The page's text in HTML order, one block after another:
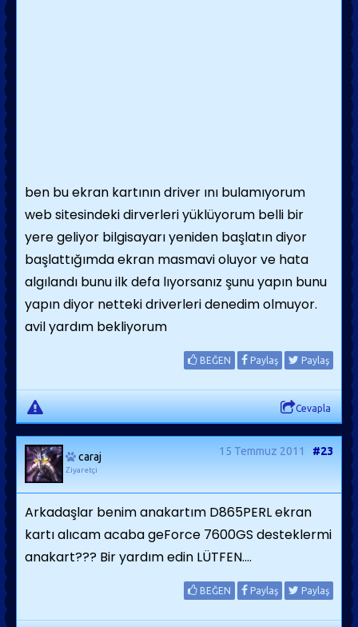
ben bu ekran kartının driver ını bulamıyorum
web sitesindeki dirverleri yüklüyorum belli bir
yere geliyor bilgisayarı yeniden başlatın diyor
başlattığımda ekran masmavi oluyor ve hata
algılandı bunu ilk defa lıyorsanız şunu yapın bunu
yapın diyor netteki driverleri denedim olmuyor.
avil yardım bekliyorum
BEĞEN Paylaş Paylaş
Cevapla
caraj
Ziyaretçi
15 Temmuz 2011 #23
Arkadaşlar benim anakartım D865PERL ekran
kartı alıcam acaba geForce 7600GS desteklermi
anakart??? Bir yardım edin LÜTFEN....
BEĞEN Paylaş Paylaş